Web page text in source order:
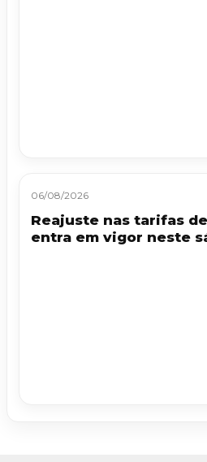
06/08/2026
Reajuste nas tarifas
entra em vigor neste